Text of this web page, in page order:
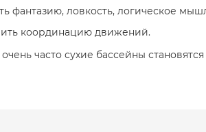
фантазию, ловкость, логическое
координацию движений.
часто сухие бассейны